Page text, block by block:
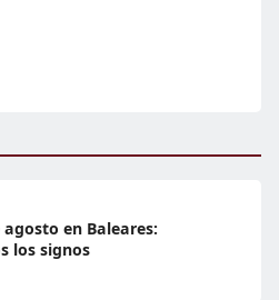
en Baleares:
los signos